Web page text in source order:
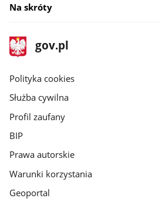
Na skróty
stopka
gov.pl
Strona
gov.pl
gov.pl
Polityka cookies
Służba cywilna
Profil zaufany
BIP
Prawa autorskie
Warunki korzystania
Geoportal